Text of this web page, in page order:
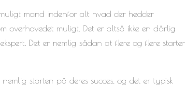
mand indenfor alt hvad der hedder
overhovedet muligt. Det er altså ikke en dårlig
Det er nemlig sådan at flere og flere starter
starten på deres succes, og det er typisk